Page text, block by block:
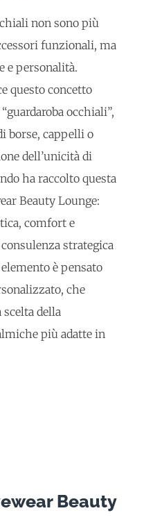
non sono più
funzionali, ma
e personalità.
questo concetto
occhiali”,
borse, cappelli o
dell’unicità di
ha raccolto questa
Beauty Lounge:
comfort e
strategica
è pensato
che
della
più adatte in
Beauty